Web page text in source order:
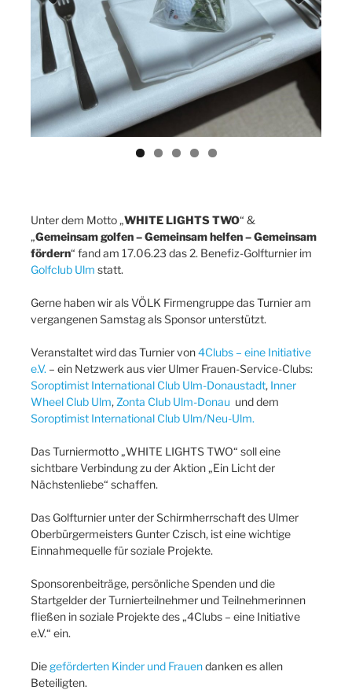
Previ
ous
Next
Unter dem Motto „WHITE LIGHTS TWO“ &
„Gemeinsam golfen – Gemeinsam helfen – Gemeinsam
fördern“ fand am 17.06.23 das 2. Benefiz-Golfturnier im
Golfclub Ulm statt.
Gerne haben wir als VÖLK Firmengruppe das Turnier am
vergangenen Samstag als Sponsor unterstützt.
Veranstaltet wird das Turnier von4Clubs – eine Initiative
e.V. – ein Netzwerk aus vier Ulmer Frauen-Service-Clubs:
Soroptimist International Club Ulm-Donaustadt, Inner
Wheel Club Ulm, Zonta Club Ulm-Donau und dem
Soroptimist International Club Ulm/Neu-Ulm.
Das Turniermotto „WHITE LIGHTS TWO“ soll eine
sichtbare Verbindung zu der Aktion „Ein Licht der
Nächstenliebe“ schaffen.
Das Golfturnier unter der Schirmherrschaft des Ulmer
Oberbürgermeisters Gunter Czisch, ist eine wichtige
Einnahmequelle für soziale Projekte.
Sponsorenbeiträge, persönliche Spenden und die
Startgelder der Turnierteilnehmer und Teilnehmerinnen
fließen in soziale Projekte des „4Clubs – eine Initiative
e.V.“ ein.
Die geförderten Kinder und Frauendanken es allen
Beteiligten.